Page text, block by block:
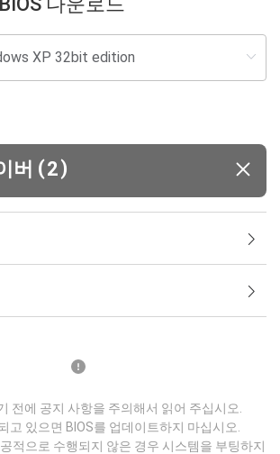
버 (2)
전에 공지 사항을 주의해서 읽어 주십시오.
고 있으면 BIOS를 업데이트하지 마십시오.
적으로 수행되지 않은 경우 시스템을 부팅하지